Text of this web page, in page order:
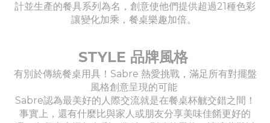
計並生產的餐具系列為名，創意使他們提供超過21種色彩
讓變化加乘，餐桌樂趣加倍。
STYLE 品牌風格
有別於傳統餐桌用具！Sabre 熱愛挑戰，滿足所有對擺盤
風格創意呈現的可能
Sabre認為最美好的人際交流就是在餐桌杯觥交錯之間！
事實上，還有什麼比與家人或朋友分享美味佳餚更好的